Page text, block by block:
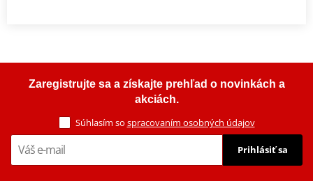
Zaregistrujte sa a získajte prehľad o novinkách a
akciách.
Súhlasím so spracovaním osobných údajov
Prihlásiť sa